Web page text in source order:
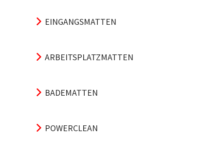
EINGANGSMATTEN
ARBEITSPLATZMATTEN
BADEMATTEN
POWERCLEAN